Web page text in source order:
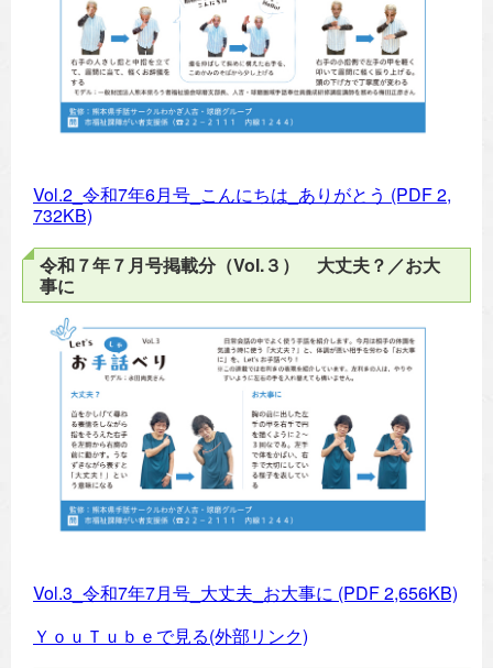
Vol.2_令和7年6月号_こんにちは_ありがとう (PDF 2,
732KB)
令和７年７月号掲載分（Vol.３） 大丈夫？／お大
事に
Vol.3_令和7年7月号_大丈夫_お大事に (PDF 2,656KB)
ＹｏｕＴｕｂｅで見る(外部リンク)